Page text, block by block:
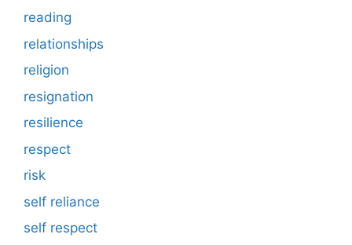
reading
relationships
religion
resignation
resilience
respect
risk
self reliance
self respect